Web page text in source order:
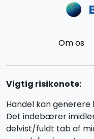
Om os
Vigtig risikonote:
Handel kan
Det indebærer
delvist/fuldt tab af